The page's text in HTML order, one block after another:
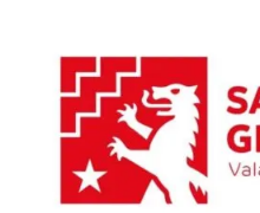
contenu